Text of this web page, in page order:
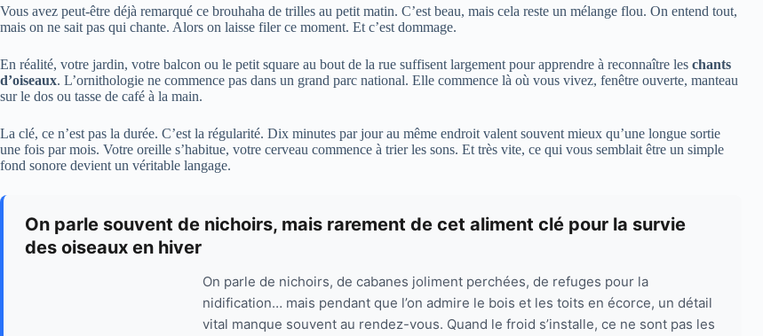
Vous avez peut-être déjà remarqué ce brouhaha de trilles au petit matin. C’est beau, mais cela reste un mélange flou. On entend tout,
mais on ne sait pas qui chante. Alors on laisse filer ce moment. Et c’est dommage.
En réalité, votre jardin, votre balcon ou le petit square au bout de la rue suffisent largement pour apprendre à reconnaître les chants
d’oiseaux. L’ornithologie ne commence pas dans un grand parc national. Elle commence là où vous vivez, fenêtre ouverte, manteau
sur le dos ou tasse de café à la main.
La clé, ce n’est pas la durée. C’est la régularité. Dix minutes par jour au même endroit valent souvent mieux qu’une longue sortie
une fois par mois. Votre oreille s’habitue, votre cerveau commence à trier les sons. Et très vite, ce qui vous semblait être un simple
fond sonore devient un véritable langage.
On parle souvent de nichoirs, mais rarement de cet aliment clé pour la survie
des oiseaux en hiver
On parle de nichoirs, de cabanes joliment perchées, de refuges pour la
nidification… mais pendant que l’on admire le bois et les toits en écorce, un détail
vital manque souvent au rendez-vous. Quand le froid s’installe, ce ne sont pas les